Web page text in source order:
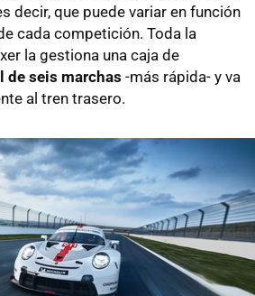
decir, que puede variar en función
cada competición. Toda la
la gestiona una caja de
de seis marchas -más rápida- y va
al tren trasero.